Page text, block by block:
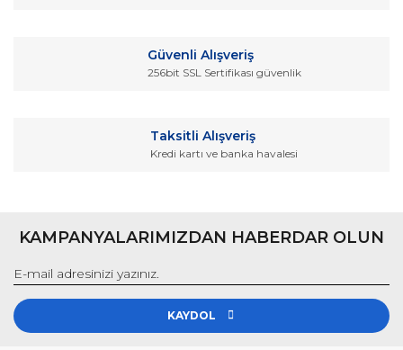
Gönder
Güvenli Alışveriş
256bit SSL Sertifikası güvenlik
Taksitli Alışveriş
Kredi kartı ve banka havalesi
KAMPANYALARIMIZDAN HABERDAR OLUN
KAYDOL